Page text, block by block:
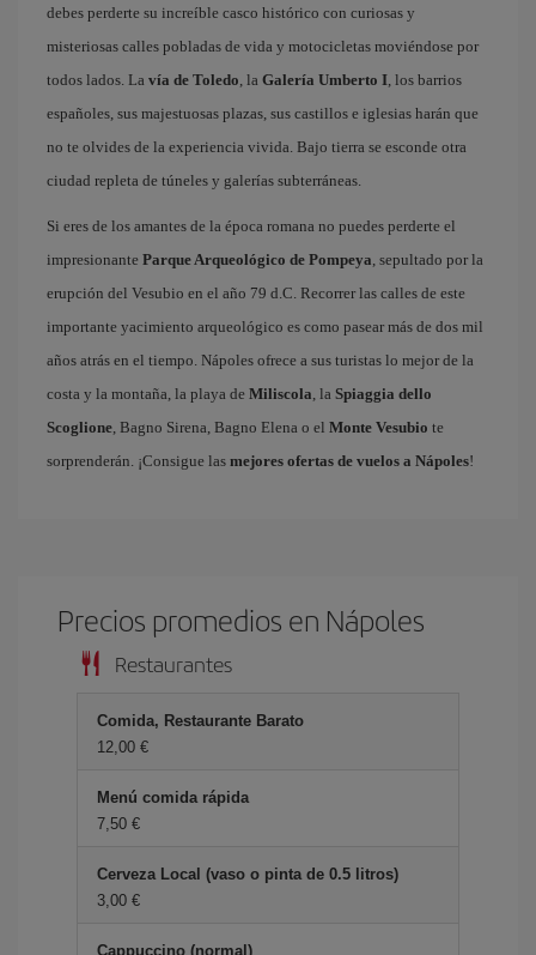
debes perderte su increíble casco histórico con curiosas y
misteriosas calles pobladas de vida y motocicletas moviéndose por
todos lados. La vía de Toledo, la Galería Umberto I, los barrios
españoles, sus majestuosas plazas, sus castillos e iglesias harán que
no te olvides de la experiencia vivida. Bajo tierra se esconde otra
ciudad repleta de túneles y galerías subterráneas.
Si eres de los amantes de la época romana no puedes perderte el
impresionante Parque Arqueológico de Pompeya, sepultado por la
erupción del Vesubio en el año 79 d.C. Recorrer las calles de este
importante yacimiento arqueológico es como pasear más de dos mil
años atrás en el tiempo. Nápoles ofrece a sus turistas lo mejor de la
costa y la montaña, la playa de Miliscola, la Spiaggia dello
Scoglione, Bagno Sirena, Bagno Elena o el Monte Vesubio te
sorprenderán. ¡Consigue las mejores ofertas de vuelos a Nápoles!
Precios promedios en Nápoles
Restaurantes
Comida, Restaurante Barato
12,00 €
Menú comida rápida
7,50 €
Cerveza Local (vaso o pinta de 0.5 litros)
3,00 €
Cappuccino (normal)